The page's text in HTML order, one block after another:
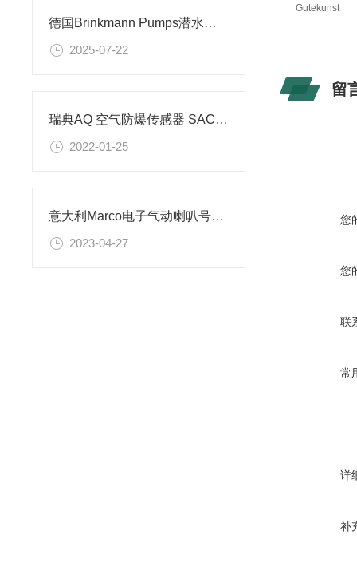
德国Brinkmann Pumps潜水泵特点及优势
2025-07-22
瑞典AQ 空气防爆传感器 SAC60-77-EX现货
2022-01-25
意大利Marco电子气动喇叭号角介绍
2023-04-27
Gutekunst
留
您
您
联
常
详
补